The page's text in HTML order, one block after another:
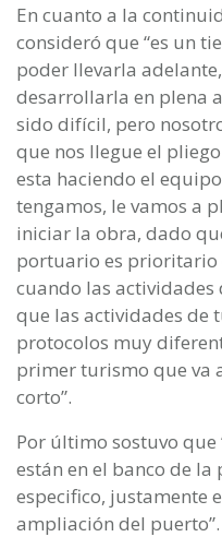
En cuanto a la
consideró que “es un
poder llevarla
desarrollarla en plena
sido difícil, pero
que nos llegue el
esta haciendo el
tengamos, le vamos a
iniciar la obra, dado
portuario es prioritario
cuando las
que las actividades de
protocolos muy
primer turismo que va
corto”.
Por último sostuvo
están en el banco de
especifico, justamente
ampliación del puerto”.